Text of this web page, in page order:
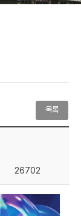
목록
26702